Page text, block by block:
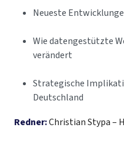
Neueste
Wie datengestützte
verändert
Strategische
Deutschland
Redner:Christian Stypa –